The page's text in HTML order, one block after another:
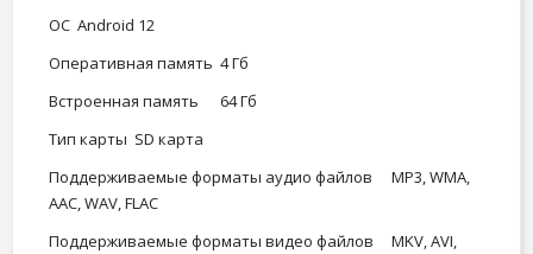
OC Android 12
Оперативная память 4 Гб
Встроенная память
64 Гб
Тип карты SD карта
Поддерживаемые форматы аудио файлов
MP3, WMA,
AAC, WAV, FLAC
Поддерживаемые форматы видео файлов
MKV, AVI,